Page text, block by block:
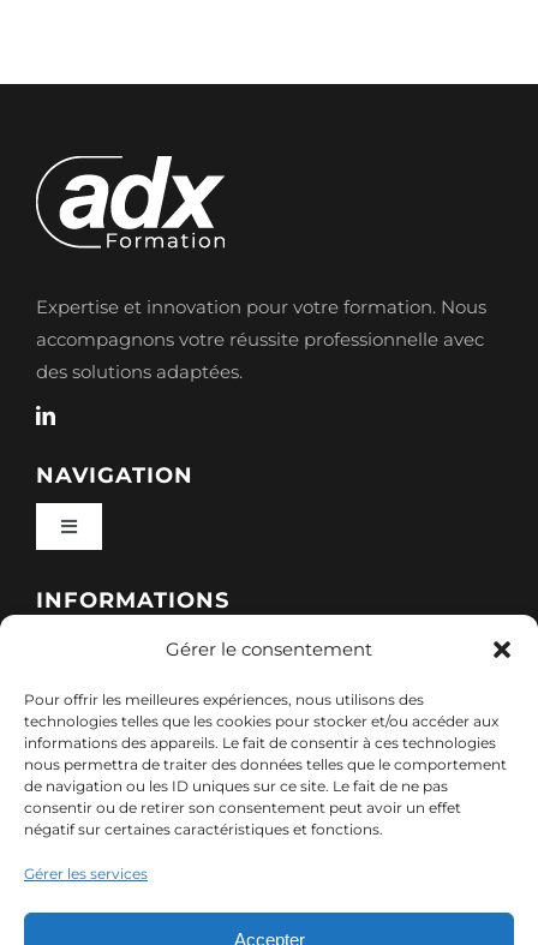
Gérer le consentement
Pour offrir les meilleures expériences, nous utilisons des
technologies telles que les cookies pour stocker et/ou accéder aux
informations des appareils. Le fait de consentir à ces technologies
nous permettra de traiter des données telles que le comportement
de navigation ou les ID uniques sur ce site. Le fait de ne pas
consentir ou de retirer son consentement peut avoir un effet
négatif sur certaines caractéristiques et fonctions.
Gérer les services
Accepter
Expertise et innovation pour votre formation. Nous
accompagnons votre réussite professionnelle avec
des solutions adaptées.
NAVIGATION
Toggle
Qui sommes-nous ?
Nos sessions
Ressources
Contact
INFORMATIONS
Politique de cookies (UE)
Mentions légales
Politique de confidentialité des données (RGPD)
CONTACT
7, rue de Marigné-Peuton – 53200 Château-
Gontier
contact@adx-formation.com